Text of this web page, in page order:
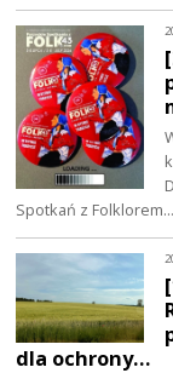
Spotkań z Folklorem…
dla ochrony…